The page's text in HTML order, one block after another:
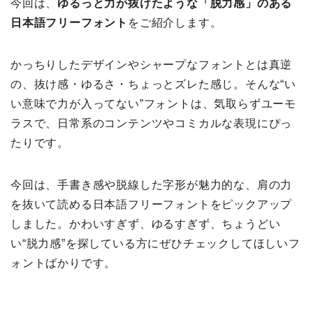
今回は、 ゆるっと力が抜けたような「脱力感」のある
日本語フリーフォント をご紹介します。
かっちりしたデザインやシャープなフォントとは真逆
の、抜け感・ゆるさ・ちょっとズレた感じ。そんな“い
い意味で力が入ってない”フォントは、気取らずユーモ
ラスで、日常系のコンテンツやコミカルな表現にぴっ
たりです。
今回は、手書き感や脱線した字形が魅力的な、肩の力
を抜いて読める日本語フリーフォントをピックアップ
しました。かわいすぎず、ゆるすぎず、ちょうどい
い“脱力感”を探している方にぜひチェックしてほしいフ
ォントばかりです。